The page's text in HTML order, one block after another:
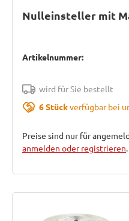
Nulleinsteller mit
Artikelnummer:
wird für Sie bestellt
6 Stückverfügbar bei
Preise sind nur für
anmelden oder registrieren.